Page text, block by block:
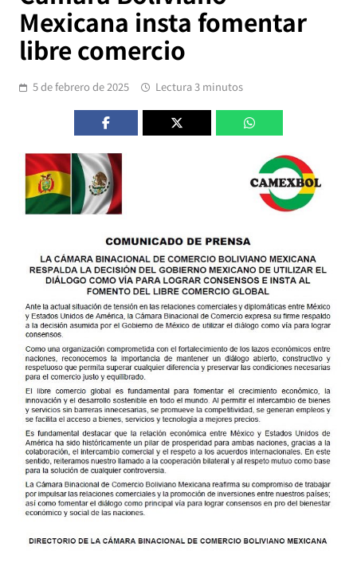
Mexicana insta fomentar
libre comercio
5 de febrero de 2025 Lectura 3 minutos